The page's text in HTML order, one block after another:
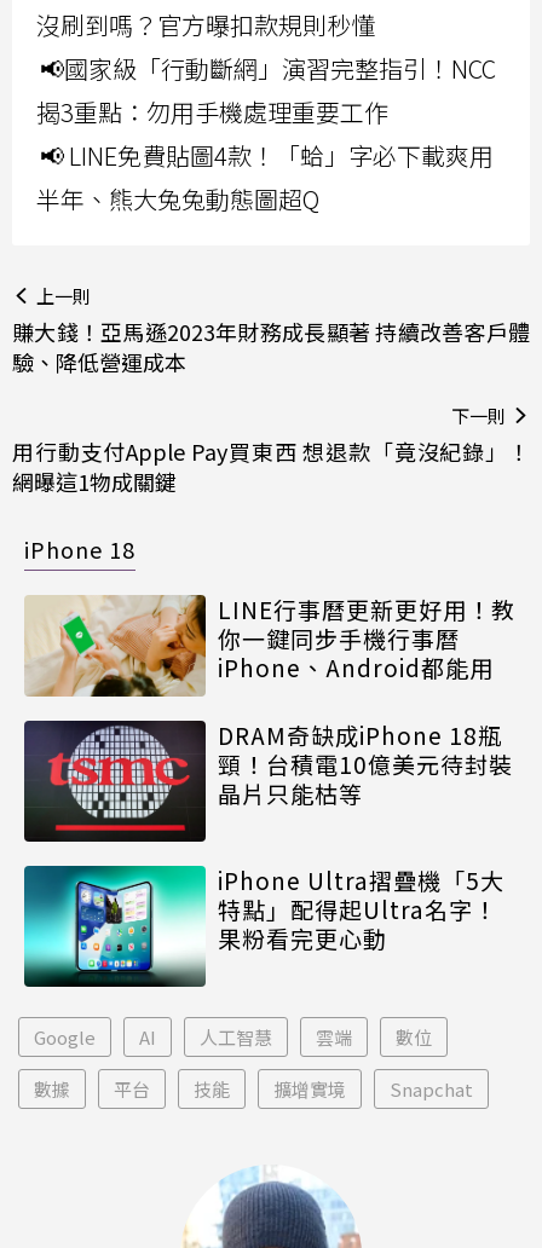
沒刷到嗎？官方曝扣款規則秒懂
📢國家級「行動斷網」演習完整指引！NCC
揭3重點：勿用手機處理重要工作
📢 LINE免費貼圖4款！「蛤」字必下載爽用
半年、熊大兔兔動態圖超Q
上一則
賺大錢！亞馬遜2023年財務成長顯著 持續改善客戶體
驗、降低營運成本
下一則
用行動支付Apple Pay買東西 想退款「竟沒紀錄」！
網曝這1物成關鍵
iPhone 18
LINE行事曆更新更好用！教
你一鍵同步手機行事曆
iPhone、Android都能用
DRAM奇缺成iPhone 18瓶
頸！台積電10億美元待封裝
晶片只能枯等
iPhone Ultra摺疊機「5大
特點」配得起Ultra名字！
果粉看完更心動
Google AI 人工智慧 雲端 數位
數據 平台 技能 擴增實境 Snapchat